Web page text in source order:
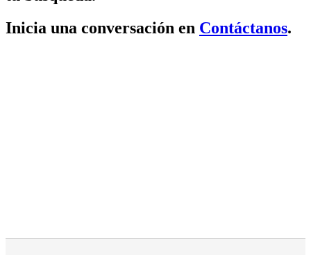
Inicia una conversación en Contáctanos.